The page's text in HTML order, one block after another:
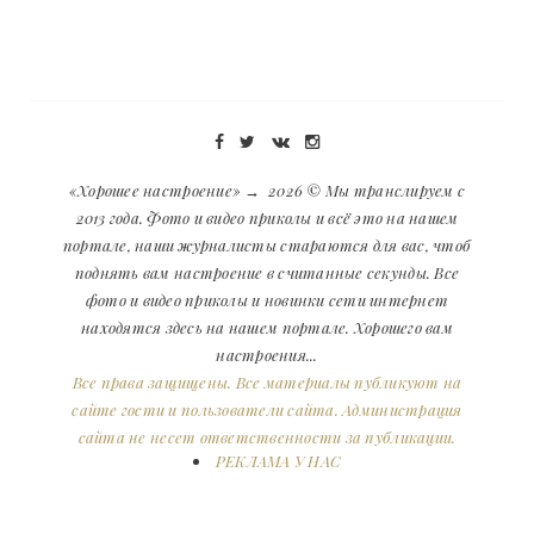
«Хорошее настроение» → 2026 © Мы транслируем с
2013 года. Фото и видео приколы и всё это на нашем
портале, наши журналисты стараются для вас, чтоб
поднять вам настроение в считанные секунды. Все
фото и видео приколы и новинки сети интернет
находятся здесь на нашем портале. Хорошего вам
настроения...
Все права защищены. Все материалы публикуют на
сайте гости и пользователи сайта. Администрация
сайта не несет ответственности за публикации.
РЕКЛАМА У НАС